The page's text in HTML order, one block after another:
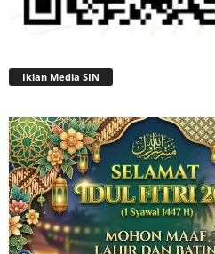
Iklan Media SIN